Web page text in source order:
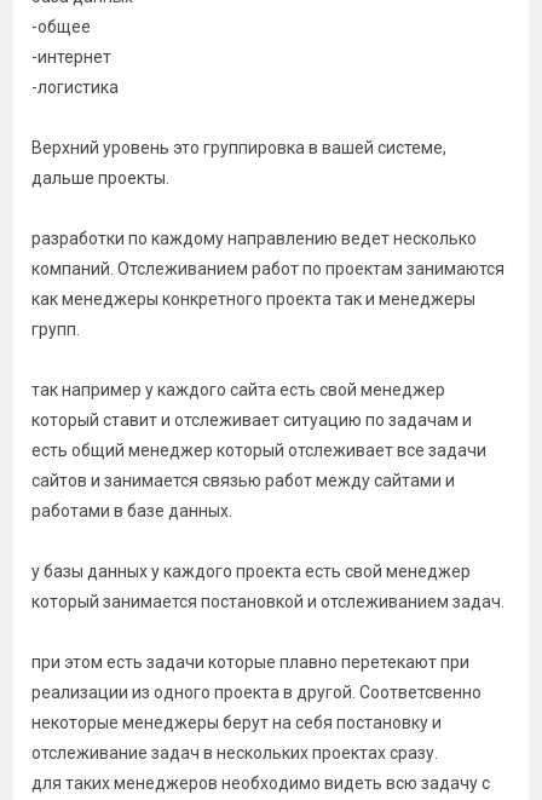
-общее
-интернет
-логистика
Верхний уровень это группировка в вашей системе,
дальше проекты.
разработки по каждому направлению ведет несколько
компаний. Отслеживанием работ по проектам занимаются
как менеджеры конкретного проекта так и менеджеры
групп.
так например у каждого сайта есть свой менеджер
который ставит и отслеживает ситуацию по задачам и
есть общий менеджер который отслеживает все задачи
сайтов и занимается связью работ между сайтами и
работами в базе данных.
у базы данных у каждого проекта есть свой менеджер
который занимается постановкой и отслеживанием задач.
при этом есть задачи которые плавно перетекают при
реализации из одного проекта в другой. Соответсвенно
некоторые менеджеры берут на себя постановку и
отслеживание задач в нескольких проектах сразу.
для таких менеджеров необходимо видеть всю задачу с